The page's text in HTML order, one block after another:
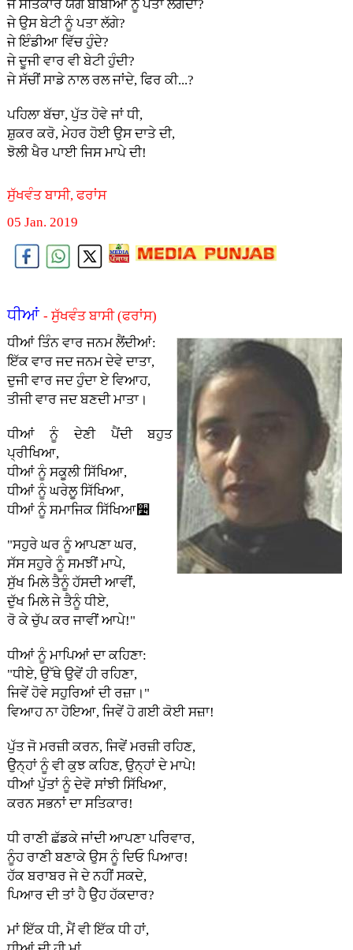
ਜੇ ਸਤਿਕਾਰ ਯੋਗ ਬੀਬੀਆਂ ਨੂੰ ਪਤਾ ਲੱਗਦਾ?
ਜੇ ਉਸ ਬੇਟੀ ਨੂੰ ਪਤਾ ਲੱਗੇ?
ਜੇ ਇੰਡੀਆ ਵਿੱਚ ਹੁੰਦੇ?
ਜੇ ਦੂਜੀ ਵਾਰ ਵੀ ਬੇਟੀ ਹੁੰਦੀ?
ਜੇ ਸੱਚੀਂ ਸਾਡੇ ਨਾਲ ਰਲ ਜਾਂਦੇ, ਫਿਰ ਕੀ...?
ਪਹਿਲਾ ਬੱਚਾ, ਪੁੱਤ ਹੋਵੇ ਜਾਂ ਧੀ,
ਸ਼ੁਕਰ ਕਰੋ, ਮੇਹਰ ਹੋਈ ਉਸ ਦਾਤੇ ਦੀ,
ਝੋਲੀ ਖੈਰ ਪਾਈ ਜਿਸ ਮਾਪੇ ਦੀ!
ਸੁੱਖਵੰਤ ਬਾਸੀ, ਫਰਾਂਸ
05 Jan. 2019
ਧੀਆਂ - ਸੁੱਖਵੰਤ ਬਾਸੀ (ਫਰਾਂਸ)
ਧੀਆਂ ਤਿੰਨ ਵਾਰ ਜਨਮ ਲੈਂਦੀਆਂ:
ਇੱਕ ਵਾਰ ਜਦ ਜਨਮ ਦੇਵੇ ਦਾਤਾ,
ਦੁਜੀ ਵਾਰ ਜਦ ਹੁੰਦਾ ਏ ਵਿਆਹ,
ਤੀਜੀ ਵਾਰ ਜਦ ਬਣਦੀ ਮਾਤਾ।
ਧੀਆਂ ਨੂੰ ਦੇਣੀ ਪੈਂਦੀ ਬਹੁਤ
ਪ੍ਰੀਖਿਆ,
ਧੀਆਂ ਨੂੰ ਸਕੂਲੀ ਸਿੱਖਿਆ,
ਧੀਆਂ ਨੂੰ ਘਰੇਲੂ ਸਿੱਖਿਆ,
ਧੀਆਂ ਨੂੰ ਸਮਾਜਿਕ ਸਿੱਖਿਆ૴
"ਸਹੁਰੇ ਘਰ ਨੂੰ ਆਪਣਾ ਘਰ,
ਸੱਸ ਸਹੁਰੇ ਨੂੰ ਸਮਝੀਂ ਮਾਪੇ,
ਸੁੱਖ ਮਿਲੇ ਤੈਨੂੰ ਹੱਸਦੀ ਆਵੀਂ,
ਦੁੱਖ ਮਿਲੇ ਜੇ ਤੈਨੂੰ ਧੀਏ,
ਰੋ ਕੇ ਚੁੱਪ ਕਰ ਜਾਵੀਂ ਆਪੇ!"
ਧੀਆਂ ਨੂੰ ਮਾਪਿਆਂ ਦਾ ਕਹਿਣਾ:
"ਧੀਏ, ਉੱਥੇ ਉਵੇਂ ਹੀ ਰਹਿਣਾ,
ਜਿਵੇਂ ਹੋਵੇ ਸਹੁਰਿਆਂ ਦੀ ਰਜ਼ਾ।"
ਵਿਆਹ ਨਾ ਹੋਇਆ, ਜਿਵੇਂ ਹੋ ਗਈ ਕੋਈ ਸਜ਼ਾ!
ਪੁੱਤ ਜੋ ਮਰਜ਼ੀ ਕਰਨ, ਜਿਵੇਂ ਮਰਜ਼ੀ ਰਹਿਣ,
ਉੇਨ੍ਹਾਂ ਨੂੰ ਵੀ ਕੁਝ ਕਹਿਣ, ਉਨ੍ਹਾਂ ਦੇ ਮਾਪੇ!
ਧੀਆਂ ਪੁੱਤਾਂ ਨੂੰ ਦੇਵੋ ਸਾਂਝੀ ਸਿੱਖਿਆ,
ਕਰਨ ਸਭਨਾਂ ਦਾ ਸਤਿਕਾਰ!
ਧੀ ਰਾਣੀ ਛੱਡਕੇ ਜਾਂਦੀ ਆਪਣਾ ਪਰਿਵਾਰ,
ਨੂੰਹ ਰਾਣੀ ਬਣਾਕੇ ਉਸ ਨੂੰ ਦਿਓ ਪਿਆਰ!
ਹੱਕ ਬਰਾਬਰ ਜੇ ਦੇ ਨਹੀਂ ਸਕਦੇ,
ਪਿਆਰ ਦੀ ਤਾਂ ਹੈ ਉੇਹ ਹੱਕਦਾਰ?
ਮਾਂ ਇੱਕ ਧੀ, ਮੈਂ ਵੀ ਇੱਕ ਧੀ ਹਾਂ,